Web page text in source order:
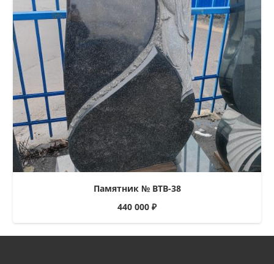
Памятник № ВТВ-38
440 000 ₽